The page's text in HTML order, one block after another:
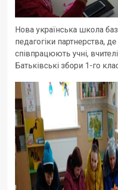
Нова українська школа
педагогіки партнерства, де
співпрацюють учні,
Батьківські збори 1-го